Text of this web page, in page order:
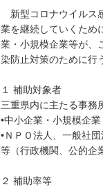
新型コロナウイルス
業を継続していくため
業・小規模企業等が、
染防止対策のために行
１ 補助対象者
三重県内に主たる事務
•中小企業・小規模企業
•ＮＰＯ法人、一般社
等（行政機関、公的企
２ 補助率等